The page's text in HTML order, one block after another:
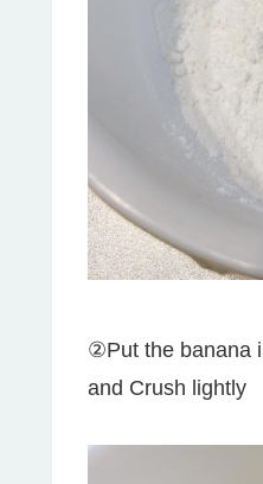
②Put the banana
and Crush lightly